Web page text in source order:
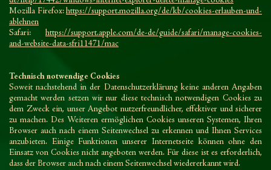
Mozilla Firefox: https://support.mozilla.org/de/kb/cookies-erlauben-und-
ablehnen
Safari: https://support.apple.com/de-de/guide/safari/manage-cookies-
and-website-data-sfri11471/mac
Technisch notwendige Cookies
Soweit nachstehend in der Datenschutzerklärung keine anderen Angaben
gemacht werden setzen wir nur diese technisch notwendigen Cookies zu
dem Zweck ein, unser Angebot nutzerfreundlicher, effektiver und sicherer
zu machen. Des Weiteren ermöglichen Cookies unseren Systemen, Ihren
Browser auch nach einem Seitenwechsel zu erkennen und Ihnen Services
anzubieten. Einige Funktionen unserer Internetseite können ohne den
Einsatz von Cookies nicht angeboten werden. Für diese ist es erforderlich,
dass der Browser auch nach einem Seitenwechsel wiedererkannt wird.